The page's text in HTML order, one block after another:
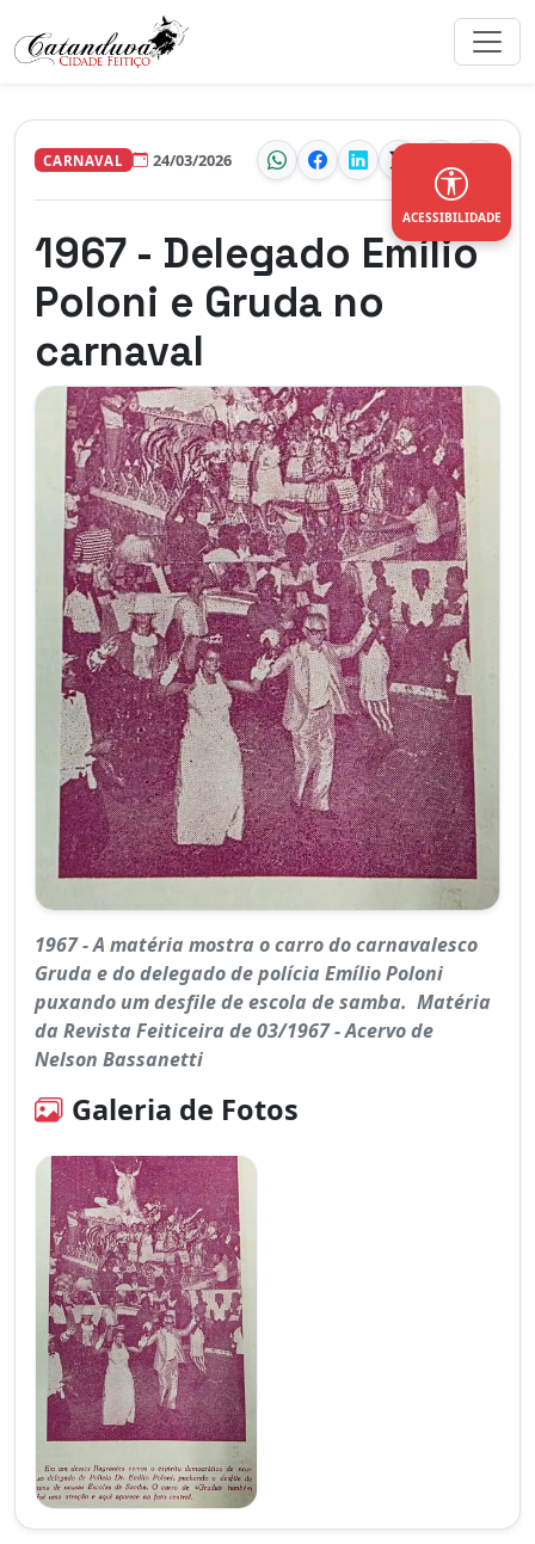
CARNAVAL 24/03/2026
1967 - Delegado Emílio
Poloni e Gruda no
carnaval
1967 - A matéria mostra o carro do carnavalesco
Gruda e do delegado de polícia Emílio Poloni
puxando um desfile de escola de samba. Matéria
da Revista Feiticeira de 03/1967 - Acervo de
Nelson Bassanetti
Galeria de Fotos
ACESSIBILIDADE